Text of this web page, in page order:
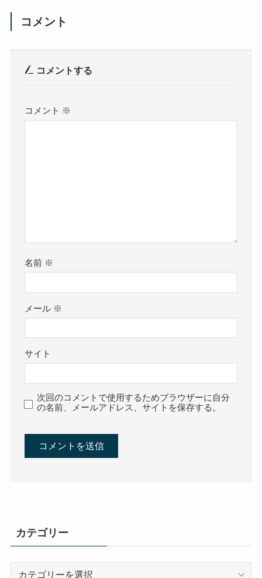
コメント
コメントする
コメント ※
名前 ※
メール ※
サイト
次回のコメントで使用するためブラウザーに自分
の名前、メールアドレス、サイトを保存する。
カテゴリー